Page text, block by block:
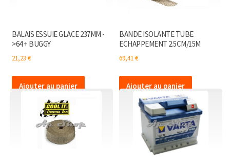
BALAIS ESSUIE GLACE 237MM -
>64 + BUGGY
21,23€
Ajouter au panier
BANDE ISOLANTE TUBE
ECHAPPEMENT 2.5CM/15M
69,41€
Ajouter au panier